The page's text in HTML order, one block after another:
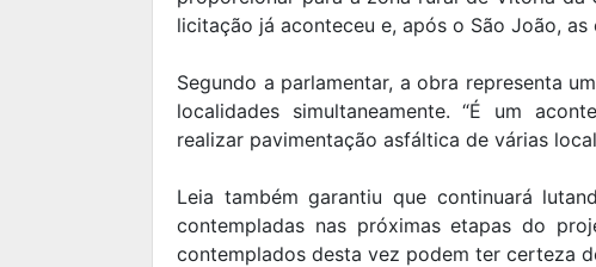
licitação já aconteceu e, após o São João, as
Segundo a parlamentar, a obra representa
localidades simultaneamente. “É um
realizar pavimentação asfáltica de várias
Leia também garantiu que continuará
contempladas nas próximas etapas do
contemplados desta vez podem ter certeza